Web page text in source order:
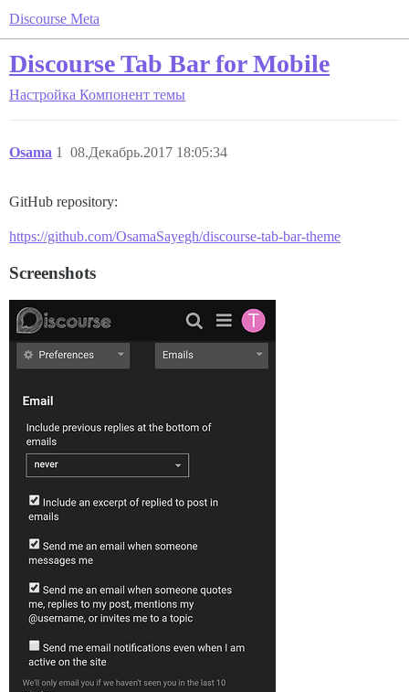
Discourse Meta
Discourse Tab Bar for Mobile
Настройка Компонент темы
Osama 08.Декабрь.2017 18:05:34
1
GitHub repository:
https://github.com/OsamaSayegh/discourse-tab-bar-theme
Screenshots